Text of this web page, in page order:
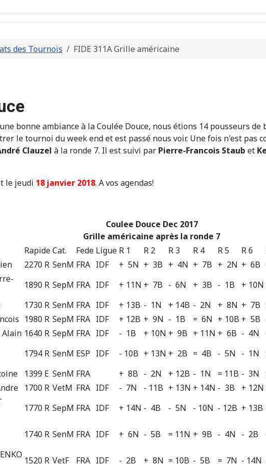
des Tournois FIDE 311A Grille américaine
bonne ambiance à la Coulée Douce, nous étions 14 pousseurs
le tournoi du week end et est passé nous voir. Une fois n'est pas
Clauzel à la ronde 7. Il est suivi par Pierre-Francois Staub et
le jeudi 18 janvier 2018. A vos agendas!
Coulee Douce Dec 2017
Grille américaine après la ronde 7
RapideCat. Fede Ligue R 1 R 2 R 3 R 4 R 5 R 6
2270 R SenM FRA IDF + 5N + 3B + 4N + 7B + 2N + 6B
1890 R SepM FRA IDF + 11N + 7B - 6N + 3B - 1B + 10N
1730 R SenM FRA IDF + 13B - 1N + 14B - 2N + 8N + 7B
1980 R SepM FRA IDF + 12B + 9N - 1B = 6N + 10B + 5B
Alain 1640 R SepM FRA IDF - 1B + 10N + 9B + 11N + 6B - 4N
1794 R SenM ESP IDF - 10B + 13N + 2B = 4B - 5N - 1N
1399 E SenM FRA + 8B - 2N + 12B - 1N = 11B - 3N
1700 R VetM FRA IDF - 7N - 11B + 13N + 14N - 3B + 12N
1770 R SepM FRA IDF + 14N - 4B - 5N - 10N - 12B + 13B
1740 R SenM FRA IDF + 6N - 5B = 11N + 9B - 4N - 2B
1520 R VetF FRA IDF - 2B + 8N = 10B - 5B = 7N - 14N